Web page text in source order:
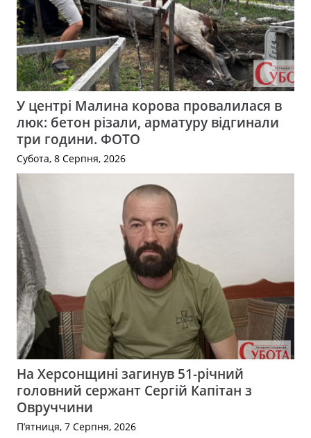
У центрі Малина корова провалилася в
люк: бетон різали, арматуру відгинали
три години. ФОТО
Субота, 8 Серпня, 2026
На Херсонщині загинув 51-річний
головний сержант Сергій Капітан з
Овруччини
П’ятниця, 7 Серпня, 2026